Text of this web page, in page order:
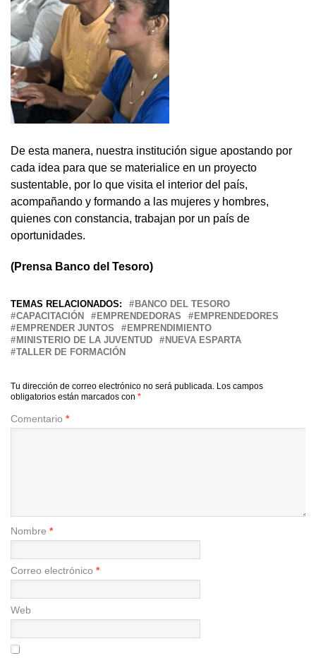
De esta manera, nuestra institución sigue apostando por
cada idea para que se materialice en un proyecto
sustentable, por lo que visita el interior del país,
acompañando y formando a las mujeres y hombres,
quienes con constancia, trabajan por un país de
oportunidades.
(Prensa Banco del Tesoro)
TEMAS RELACIONADOS:
BANCO DEL TESORO
CAPACITACIÓN
EMPRENDEDORAS
EMPRENDEDORES
EMPRENDER JUNTOS
EMPRENDIMIENTO
MINISTERIO DE LA JUVENTUD
NUEVA ESPARTA
TALLER DE FORMACIÓN
Tu dirección de correo electrónico no será publicada. Los campos
obligatorios están marcados con *
Comentario *
Nombre *
Correo electrónico *
Web